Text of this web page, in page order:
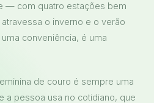
— com quatro estações bem
o inverno e o verão
conveniência, é uma
de couro é sempre uma
a pessoa usa no cotidiano, que